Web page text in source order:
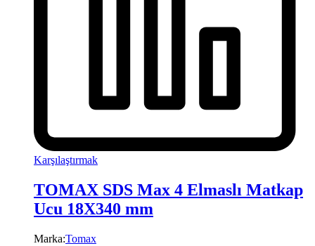
Karşılaştırmak
TOMAX SDS Max 4 Elmaslı Matkap
Ucu 18X340 mm
Marka:Tomax